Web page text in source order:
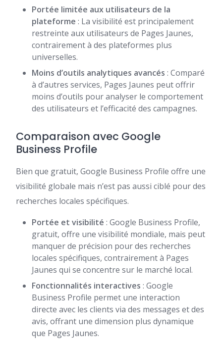
Portée limitée aux utilisateurs de la
plateforme : La visibilité est principalement
restreinte aux utilisateurs de Pages Jaunes,
contrairement à des plateformes plus
universelles.
Moins d’outils analytiques avancés : Comparé
à d’autres services, Pages Jaunes peut offrir
moins d’outils pour analyser le comportement
des utilisateurs et l’efficacité des campagnes.
Comparaison avec Google
Business Profile
Bien que gratuit, Google Business Profile offre une
visibilité globale mais n’est pas aussi ciblé pour des
recherches locales spécifiques.
Portée et visibilité : Google Business Profile,
gratuit, offre une visibilité mondiale, mais peut
manquer de précision pour des recherches
locales spécifiques, contrairement à Pages
Jaunes qui se concentre sur le marché local.
Fonctionnalités interactives : Google
Business Profile permet une interaction
directe avec les clients via des messages et des
avis, offrant une dimension plus dynamique
que Pages Jaunes.